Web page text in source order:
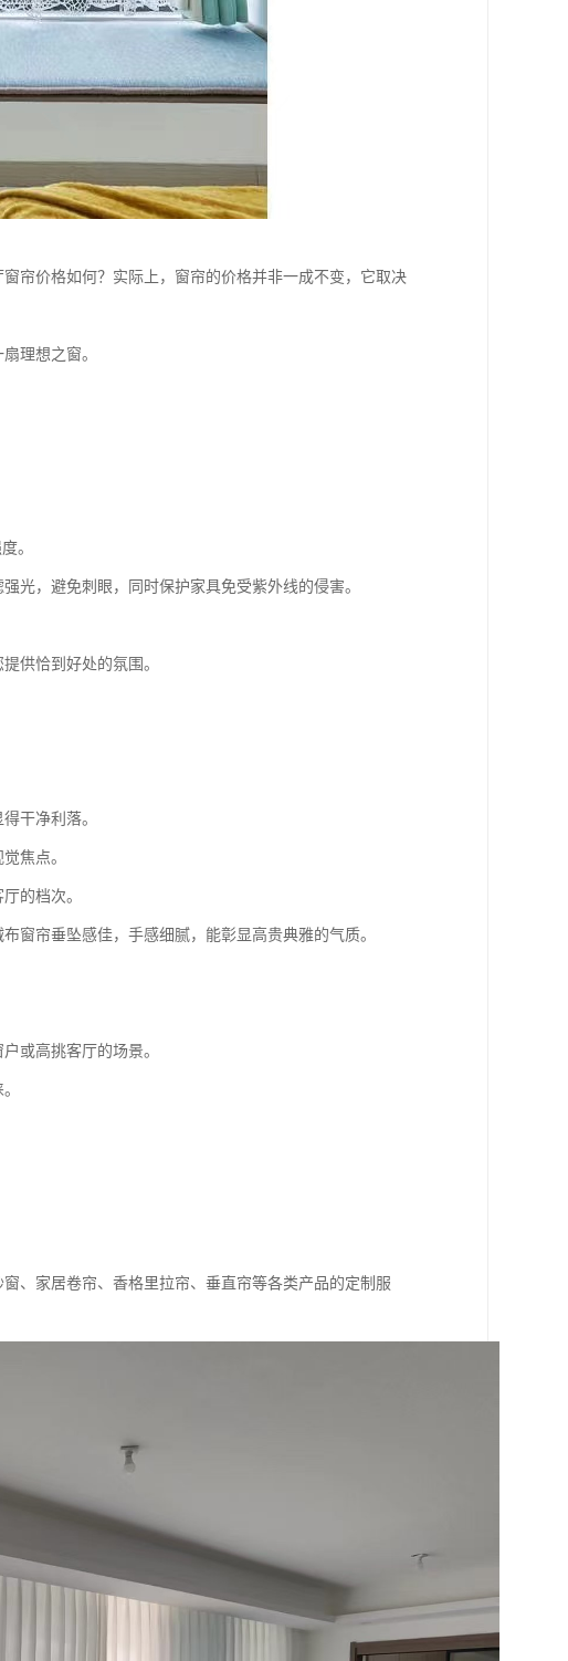
帘价格如何？实际上，窗帘的价格并非一成不变，它取决
理想之窗。
。
光，避免刺眼，同时保护家具免受紫外线的侵害。
供恰到好处的氛围。
干净利落。
焦点。
的档次。
窗帘垂坠感佳，手感细腻，能彰显高贵典雅的气质。
或高挑客厅的场景。
、家居卷帘、香格里拉帘、垂直帘等各类产品的定制服